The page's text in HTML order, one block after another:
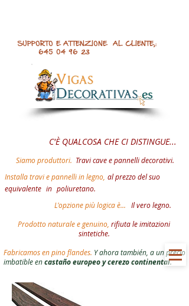
SUPPORTO E ATTENZIONE AL CLIENTE,:
645 04 96 23
C'È QUALCOSA CHE CI DISTINGUE...
Siamo produttori. Travi cave e pannelli decorativi.
L'opzione più logica è...
Il vero legno.
Prodotto naturale e genuino, rifiuta le imitazioni
sintetiche.
Installa travi e pannelli in legno, al prezzo del suo
equivalente in poliuretano.
Fabricamos en pino flandes. Y ahora también, a un precio
imbatible encastaño europeo y cerezo continental.